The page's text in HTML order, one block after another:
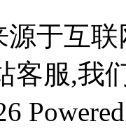
于互
客服,我